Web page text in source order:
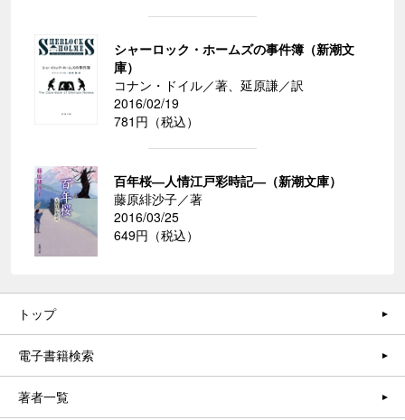
シャーロック・ホームズの事件簿（新潮文
庫）
コナン・ドイル／著、延原謙／訳
2016/02/19
781円（税込）
百年桜―人情江戸彩時記―（新潮文庫）
藤原緋沙子／著
2016/03/25
649円（税込）
トップ
電子書籍検索
著者一覧